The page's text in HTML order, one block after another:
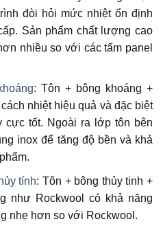
đòi hỏi mức nhiệt ổn định
Sản phẩm chất lượng cao
nhiều so với các tấm panel
: Tôn + bông khoáng +
nhiệt hiệu quả và đặc biệt
cực tốt. Ngoài ra lớp tôn bên
inox để tăng độ bền và khả
tính: Tôn + bông thủy tinh +
như Rockwool có khả năng
nhẹ hơn so với Rockwool.